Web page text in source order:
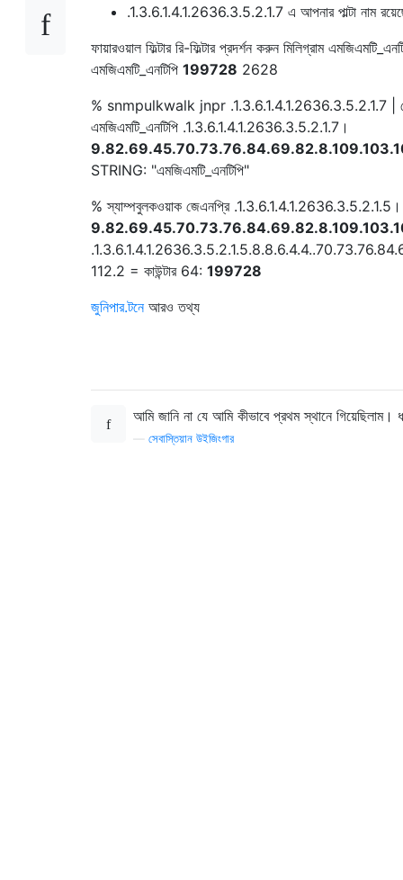
.1.3.6.1.4.1.2636.3.5.2.1.7 এ আপনার পাল্টা নাম
ফায়ারওয়াল ফিল্টার রি-ফিল্টার প্রদর্শন করুন মিলিগ্রাম
এমজিএমটি_এনটিপি 199728 2628
% snmpulkwalk jnpr .1.3.6.1.4.1.2636.3.5.2.1.7 |
এমজিএমটি_এনটিপি .1.3.6.1.4.1.2636.3.5.2.1.7।
STRING: "এমজিএমটি_এনটিপি"
% স্যাম্পবুলকওয়াক জেএনপ্রি .1.3.6.1.4.1.2636.3.5.2.1.5।
112.2 = কাউন্টার 64: 199728
জুনিপার.টনেআরও তথ্য
আমি জানি না যে আমি কীভাবে প্রথম স্থানে গিয়েছিলাম।
সেবাস্তিয়ান উইজিংগার